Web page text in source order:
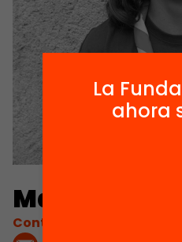
Maria Vilas
Contacta'm:
La
ahora